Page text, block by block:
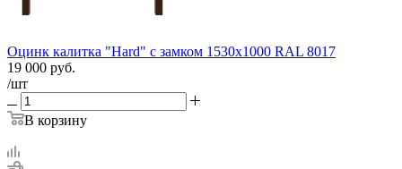
Оцинк калитка "Hard" c замком 1530х1000 RAL 8017
19 000 руб.
/шт
В корзину